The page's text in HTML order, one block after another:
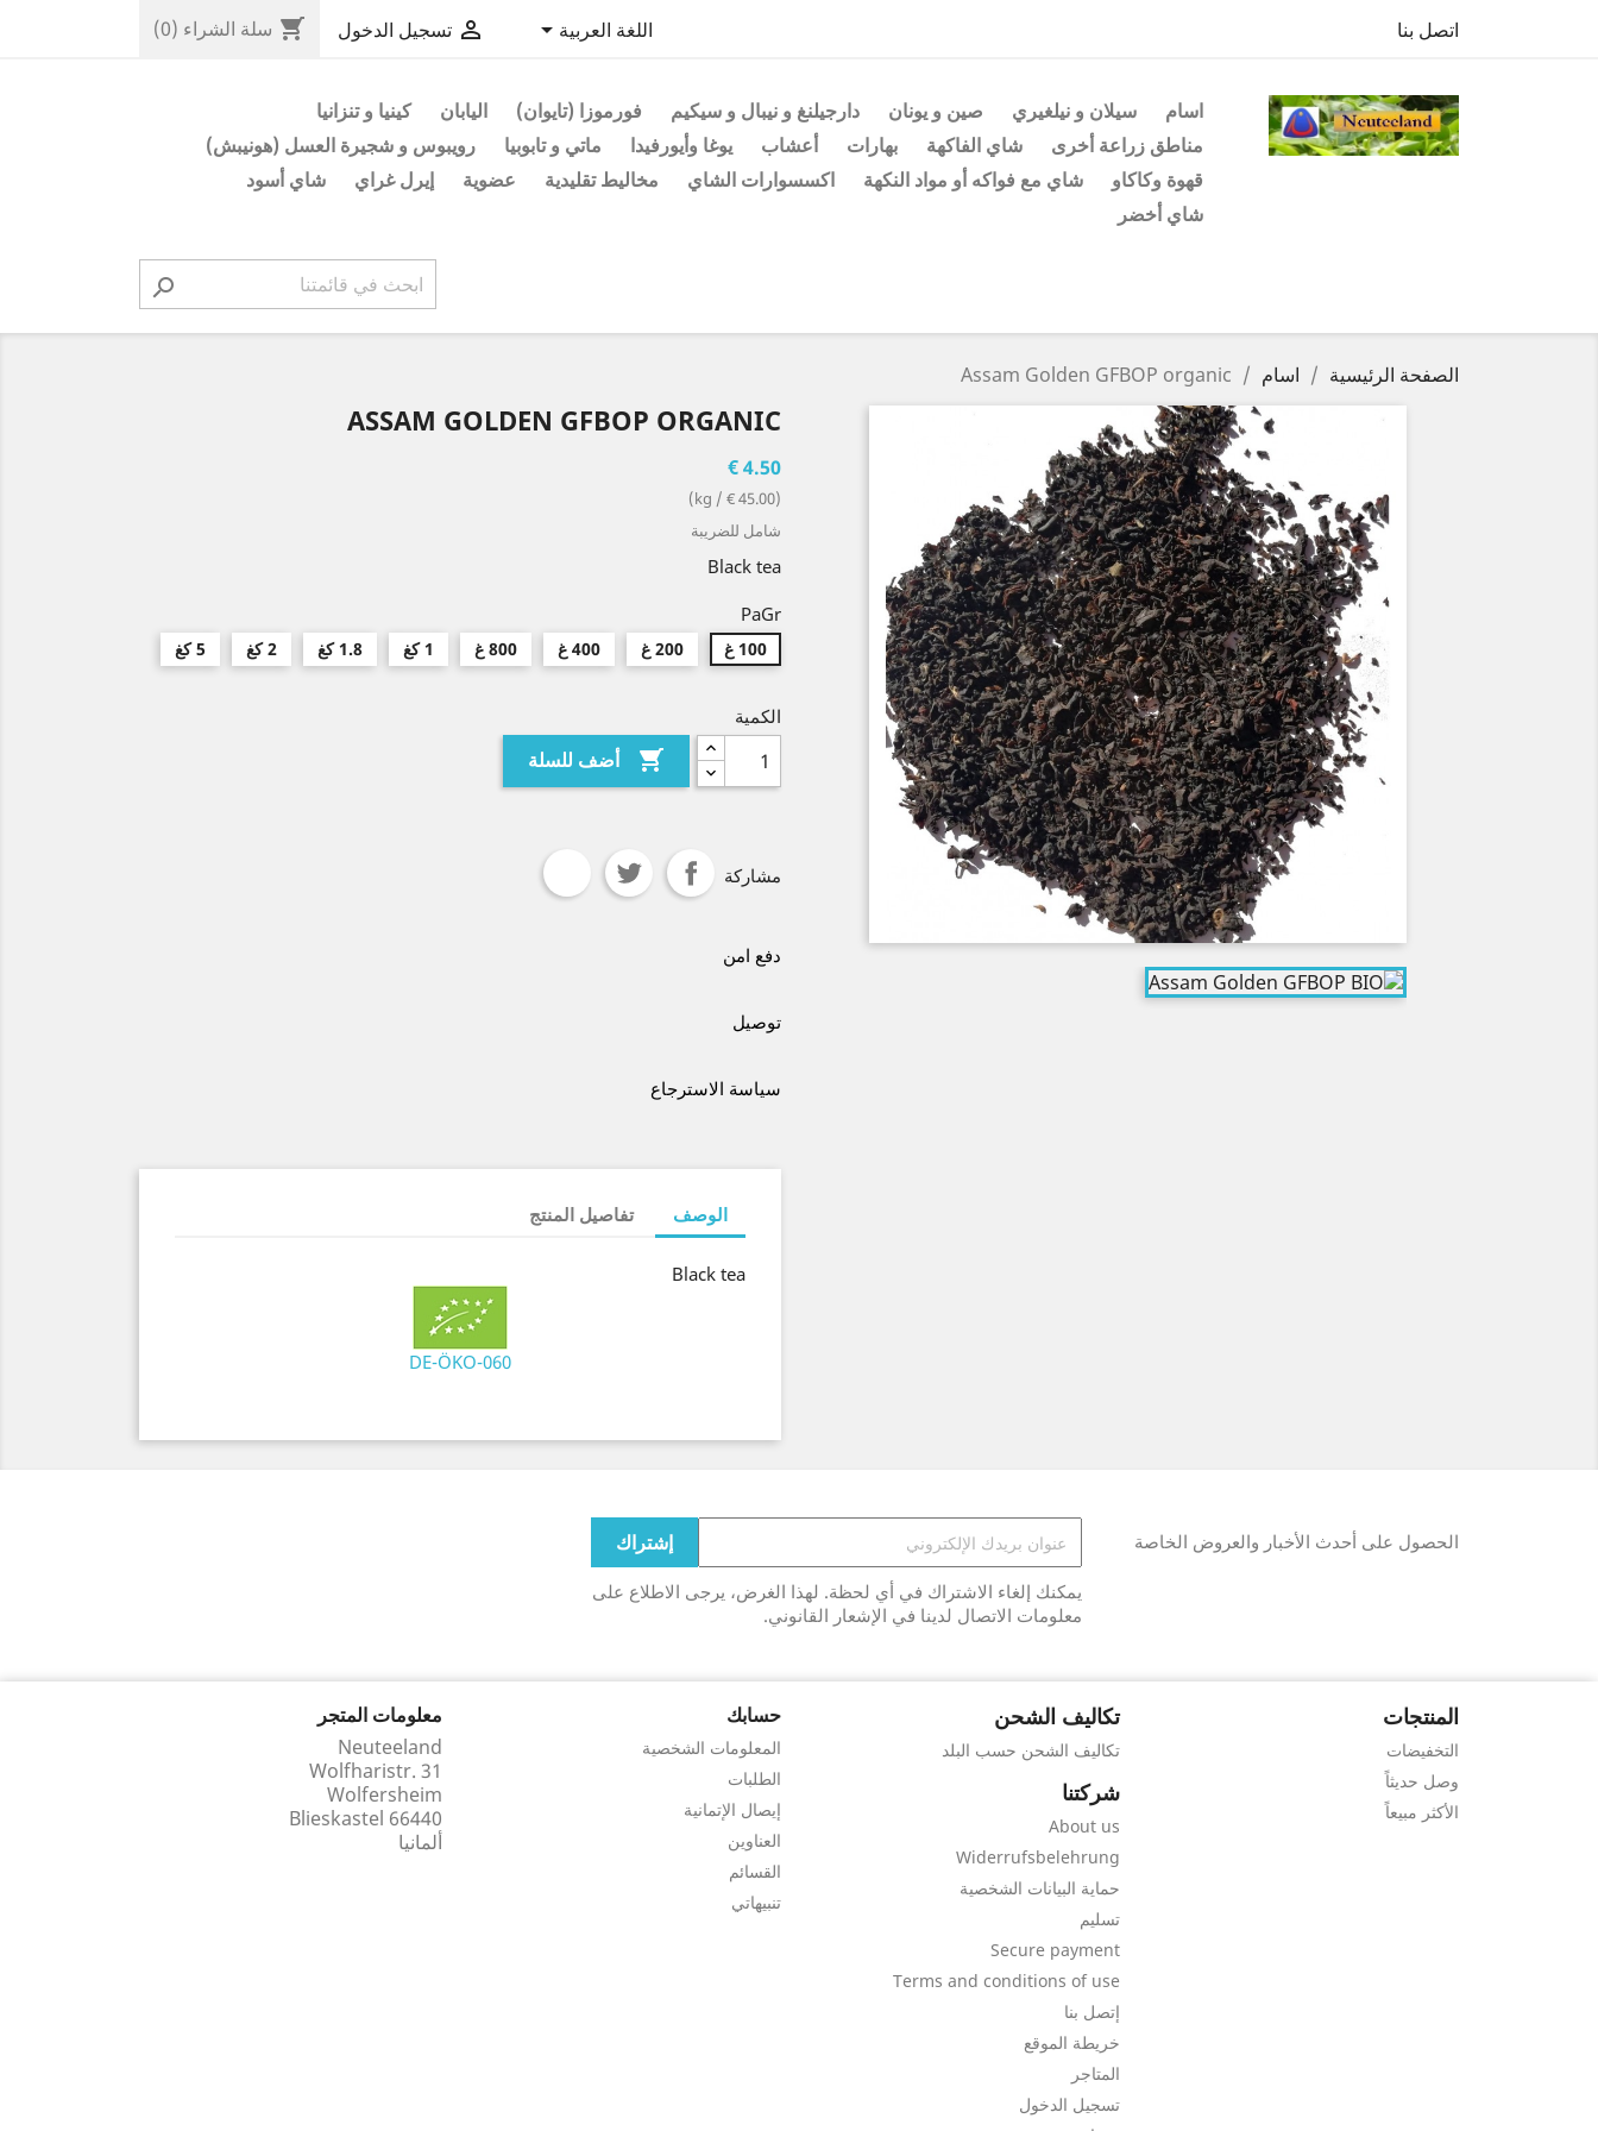
اتصل بنا اللغة العربية
 تسجيل الدخول shopping_cart سلة الشراء (0)
اسام سيلان و نيلغيري صين و يونان دارجيلنغ و نيبال و سيكيم فورموزا (تايوان) اليابان
كينيا و تنزانيا
مناطق زراعة أخرى
شاي الفاكهة بهارات أعشاب يوغا وأيورفيدا ماتي و تابوبيا
رويبوس و شجيرة العسل (هونيبش)
قهوة وكاكاو
شاي مع فواكه أو مواد النكهة اكسسوارات الشاي مخاليط تقليدية عضوية إيرل غراي
شاي أسود
شاي أخضر

الصفحة الرئيسية اسام Assam Golden GFBOP organic
ASSAM GOLDEN GFBOP ORGANIC
4.50 €
(45.00 € / kg)
شامل للضريبة
Black tea
PaGr
100 غ 200 غ 400 غ 800 غ 1 كغ 1.8 كغ 2 كغ 5 كغ
الكمية
 أضف للسلة
مشاركة
دفع امن
توصيل
سياسة الاسترجاع
الوصف تفاصيل المنتج
Black tea
DE-ÖKO-060
الحصول على أحدث الأخبار والعروض الخاصة
يمكنك إلغاء الاشتراك في أي لحظة. لهذا الغرض، يرجى الاطلاع على
معلومات الاتصال لدينا في الإشعار القانوني.
المنتجات
التخفيضات
وصل حديثاً
الأكثر مبيعاً
تكاليف الشحن
تكاليف الشحن حسب البلد
شركتنا
About us
Widerrufsbelehrung
حماية البيانات الشخصية
تسليم
Secure payment
Terms and conditions of use
إتصل بنا
خريطة الموقع
المتاجر
تسجيل الدخول
حسابك
المعلومات الشخصية
الطلبات
إيصال الإتمانية
العناوين
القسائم
تنبيهاتي
معلومات المتجر
Neuteeland
Wolfharistr. 31
Wolfersheim
66440 Blieskastel
ألمانيا